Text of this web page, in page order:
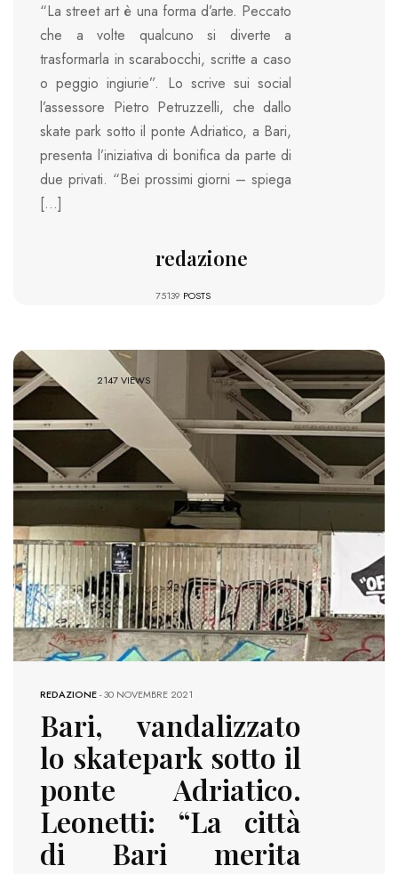
“La street art è una forma d’arte. Peccato
che a volte qualcuno si diverte a
trasformarla in scarabocchi, scritte a caso
o peggio ingiurie”. Lo scrive sui social
l’assessore Pietro Petruzzelli, che dallo
skate park sotto il ponte Adriatico, a Bari,
presenta l’iniziativa di bonifica da parte di
due privati. “Bei prossimi giorni – spiega
[…]
redazione
75139 POSTS
2147 VIEWS
REDAZIONE-30 NOVEMBRE 2021
Bari, vandalizzato
lo skatepark sotto il
ponte Adriatico.
Leonetti: “La città
di Bari merita